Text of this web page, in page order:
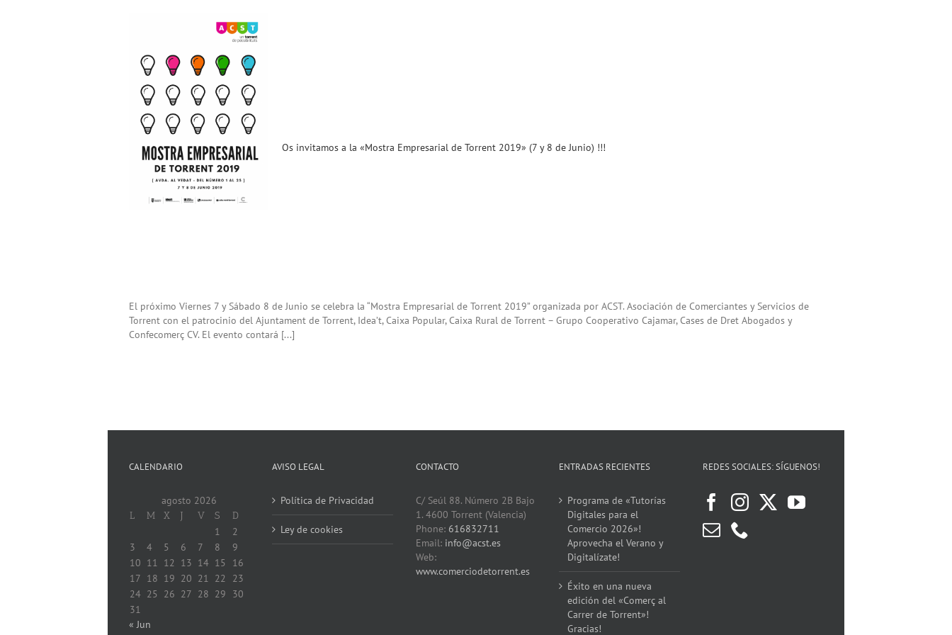
Os invitamos a la «Mostra Empresarial de Torrent 2019» (7 y 8 de Junio) !!!
El próximo Viernes 7 y Sábado 8 de Junio se celebra la “Mostra Empresarial de Torrent 2019” organizada por ACST. Asociación de Comerciantes y Servicios de
Torrent con el patrocinio del Ajuntament de Torrent, Idea’t, Caixa Popular, Caixa Rural de Torrent – Grupo Cooperativo Cajamar, Cases de Dret Abogados y
Confecomerç CV. El evento contará [...]
CALENDARIO
agosto 2026
L M X J V S D
1
2
3
4 5 6 7 8
9
10 11 12 13 14 15
16
17 18 19 20 21 22
23
24 25 26 27 28 29
30
31
« Jun
AVISO LEGAL
Política de Privacidad
Ley de cookies
CONTACTO
C/ Seúl 88. Número 2B Bajo
1. 4600 Torrent (Valencia)
Phone: 616832711
Email: info@acst.es
Web:
www.comerciodetorrent.es
ENTRADAS RECIENTES
Programa de «Tutorías
Digitales para el
Comercio 2026»!
Aprovecha el Verano y
Digitalízate!
Éxito en una nueva
edición del «Comerç al
Carrer de Torrent»!
Gracias!
REDES SOCIALES: SÍGUENOS!